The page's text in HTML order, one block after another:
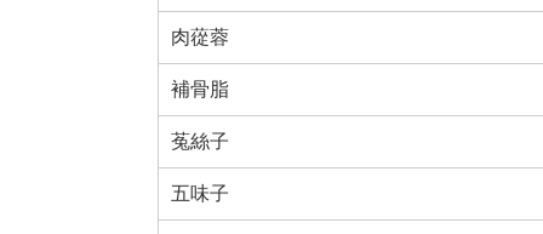
肉蓯蓉
補骨脂
菟絲子
五味子